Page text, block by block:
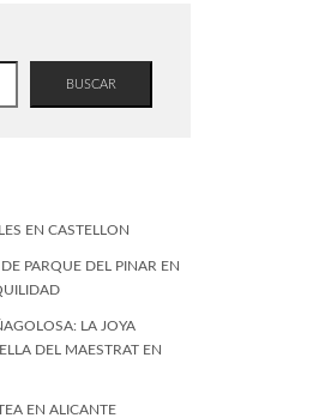
BUSCAR
EN CASTELLON
PARQUE DEL PINAR EN
LA JOYA
DEL MAESTRAT EN
EN ALICANTE